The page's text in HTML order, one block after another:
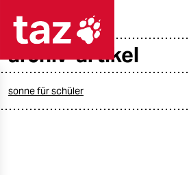
archiv-artikel
sonne für schüler